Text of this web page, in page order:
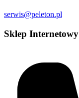
serwis@peleton.pl
Sklep Internetowy